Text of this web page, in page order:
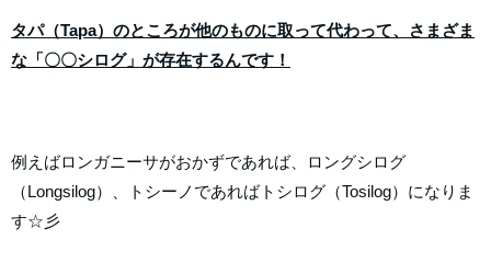
タパ（Tapa）のところが他のものに取って代わって、さまざま
な「〇〇シログ」が存在するんです！
例えばロンガニーサがおかずであれば、ロングシログ
（Longsilog）、トシーノであればトシログ（Tosilog）になりま
す☆彡